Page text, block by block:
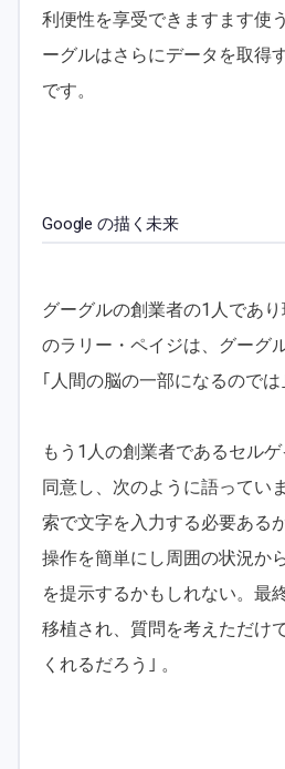
利便性を享受できますます使
ーグルはさらにデータを取得
です。
Google の描く未来
グーグルの創業者の1人であ
のラリー・ペイジは、グーグ
｢人間の脳の一部になるのでは
もう1人の創業者であるセル
同意し、次のように語ってい
索で文字を入力する必要ある
操作を簡単にし周囲の状況か
を提示するかもしれない。最
移植され、質問を考えただけ
くれるだろう｣ 。